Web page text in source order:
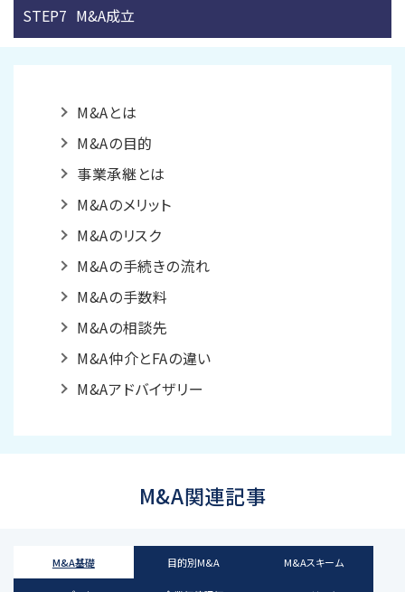
STEP7 M&A成立
M&Aとは
M&Aの目的
事業承継とは
M&Aのメリット
M&Aのリスク
M&Aの手続きの流れ
M&Aの手数料
M&Aの相談先
M&A仲介とFAの違い
M&Aアドバイザリー
M&A関連記事
M&A基礎 目的別M&A M&Aスキーム